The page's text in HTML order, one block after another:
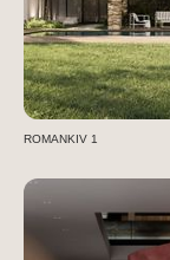
ROMANKIV 1